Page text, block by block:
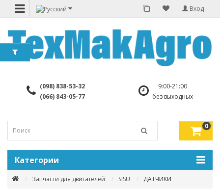
Вход
(098) 838-53-32
(066) 843-05-77
9:00-21:00
без выходных
0
Категории
Запчасти для двигателей SISU ДАТЧИКИ